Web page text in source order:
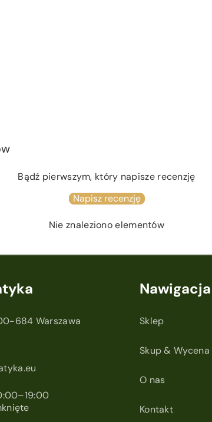
Bądź pierwszym, który napisze recenzję
Napisz recenzję
Nie znaleziono elementów
684 Warszawa
Nawigacja
Sklep
Skup & Wycena
O nas
Kontakt